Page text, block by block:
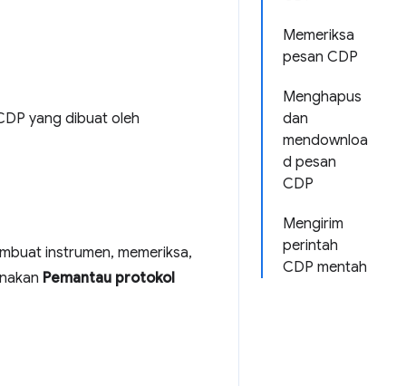
Memeriksa
pesan CDP
Menghapus
dan
mendownloa
d pesan
CDP
Mengirim
perintah
CDP mentah
yang dibuat oleh
instrumen, memeriksa,
Pemantau protokol